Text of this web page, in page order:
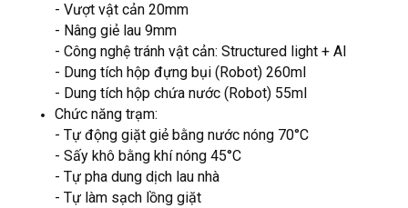
- Vượt vật cản 20mm
- Nâng giẻ lau 9mm
- Công nghệ tránh vật cản: Structured light + AI
- Dung tích hộp đựng bụi (Robot) 260ml
- Dung tích hộp chứa nước (Robot) 55ml
Chức năng trạm:
- Tự động giặt giẻ bằng nước nóng 70°C
- Sấy khô bằng khí nóng 45°C
- Tự pha dung dịch lau nhà
- Tự làm sạch lồng giặt